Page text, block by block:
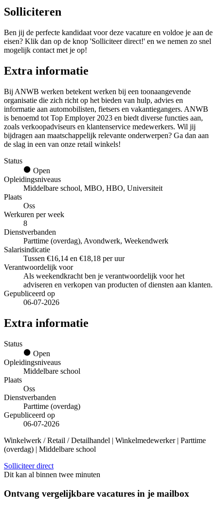
Solliciteren
Ben jij de perfecte kandidaat voor deze vacature en voldoe je aan de
eisen? Klik dan op de knop 'Solliciteer direct!' en we nemen zo snel
mogelijk contact met je op!
Extra informatie
Bij ANWB werken betekent werken bij een toonaangevende
organisatie die zich richt op het bieden van hulp, advies en
informatie aan automobilisten, fietsers en vakantiegangers. ANWB
is benoemd tot Top Employer 2023 en biedt diverse functies aan,
zoals verkoopadviseurs en klantenservice medewerkers. Wil jij
bijdragen aan maatschappelijk relevante onderwerpen? Ga dan aan
de slag in een van onze retail winkels!
Status
Open
Opleidingsniveaus
Middelbare school, MBO, HBO, Universiteit
Plaats
Oss
Werkuren per week
8
Dienstverbanden
Parttime (overdag), Avondwerk, Weekendwerk
Salarisindicatie
Tussen €16,14 en €18,18 per uur
Verantwoordelijk voor
Als weekendkracht ben je verantwoordelijk voor het
adviseren en verkopen van producten of diensten aan klanten.
Gepubliceerd op
06-07-2026
Extra informatie
Status
Open
Opleidingsniveaus
Middelbare school
Plaats
Oss
Dienstverbanden
Parttime (overdag)
Gepubliceerd op
06-07-2026
Winkelwerk / Retail / Detailhandel | Winkelmedewerker | Parttime
(overdag) | Middelbare school
Solliciteer direct
Dit kan al binnen twee minuten
Ontvang vergelijkbare vacatures in je mailbox